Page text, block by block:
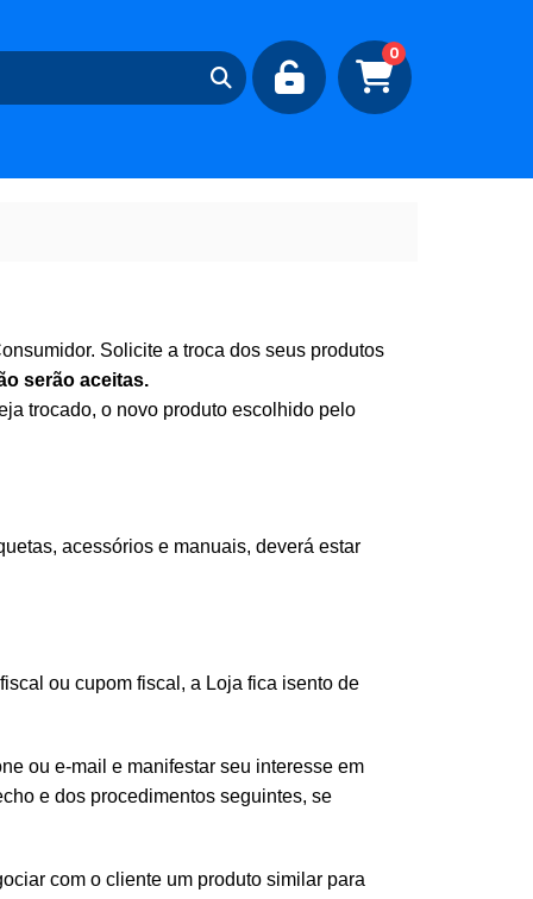
0
Solicite a troca dos seus produtos
serão aceitas.
trocado, o novo produto escolhido pelo
acessórios e manuais, deverá estar
ou cupom fiscal, a Loja fica isento de
ou e-mail e manifestar seu interesse em
e dos procedimentos seguintes, se
com o cliente um produto similar para